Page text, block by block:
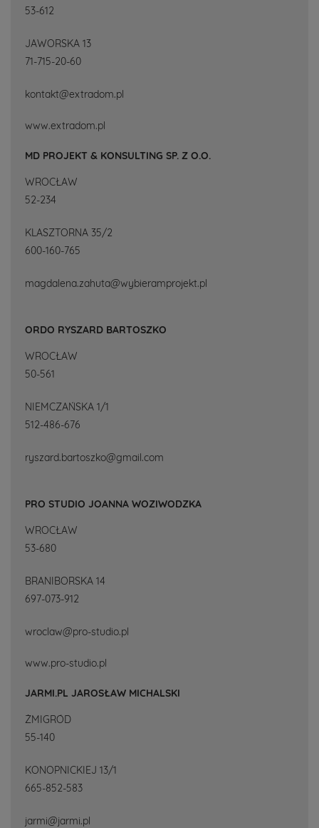
53-612
JAWORSKA 13
71-715-20-60
kontakt@extradom.pl
www.extradom.pl
MD PROJEKT & KONSULTING SP. Z O.O.
WROCŁAW
52-234
KLASZTORNA 35/2
600-160-765
magdalena.zahuta@wybieramprojekt.pl
ORDO RYSZARD BARTOSZKO
WROCŁAW
50-561
NIEMCZAŃSKA 1/1
512-486-676
ryszard.bartoszko@gmail.com
PRO STUDIO JOANNA WOZIWODZKA
WROCŁAW
53-680
BRANIBORSKA 14
697-073-912
wroclaw@pro-studio.pl
www.pro-studio.pl
JARMI.PL JAROSŁAW MICHALSKI
ŻMIGRÓD
55-140
KONOPNICKIEJ 13/1
665-852-583
jarmi@jarmi.pl